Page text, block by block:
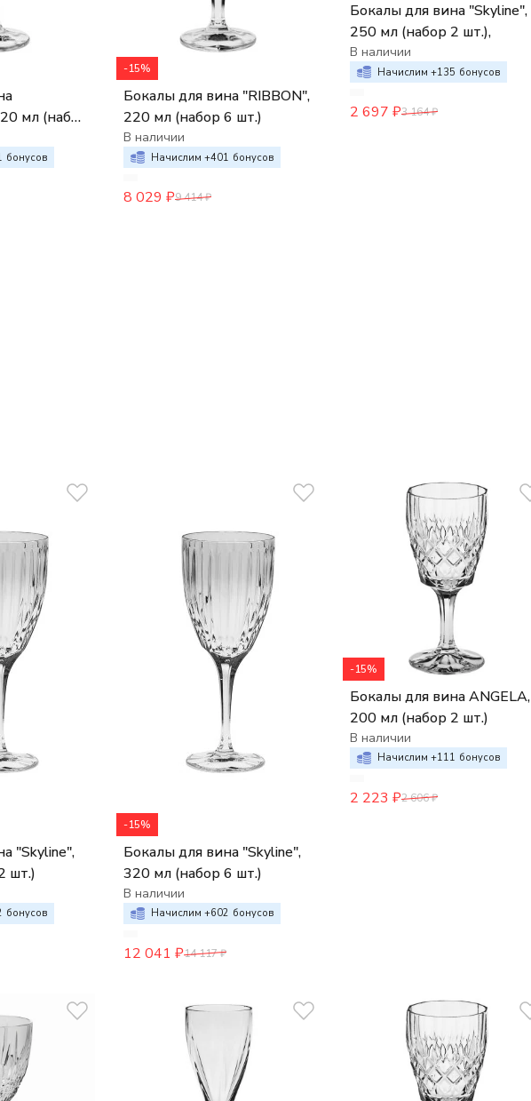
мл (набор
бонусов
-15%
Бокалы для вина "RIBBON",
220 мл (набор 6 шт.)
В наличии
Начислим +401 бонусов
8 029 ₽9 414₽
Бокалы для вина "Skyline",
250 мл (набор 2 шт.),
В наличии
Начислим +135 бонусов
2 697 ₽3 164₽
"Skyline",
шт.)
бонусов
-15%
Бокалы для вина "Skyline",
320 мл (набор 6 шт.)
В наличии
Начислим +602 бонусов
12 041 ₽14 117₽
-15%
Бокалы для вина ANGELA,
200 мл (набор 2 шт.)
В наличии
Начислим +111 бонусов
2 223 ₽2 606₽